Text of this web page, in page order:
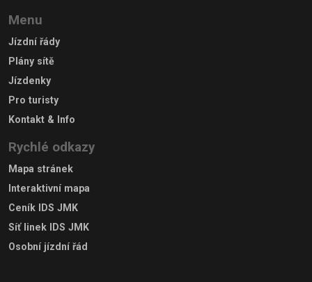
Menu
Jízdní řády
Plány sítě
Jízdenky
Pro turisty
Kontakt & Info
Rychlé odkazy
Mapa stránek
Interaktivní mapa
Ceník IDS JMK
Síť linek IDS JMK
Osobní jízdní řád